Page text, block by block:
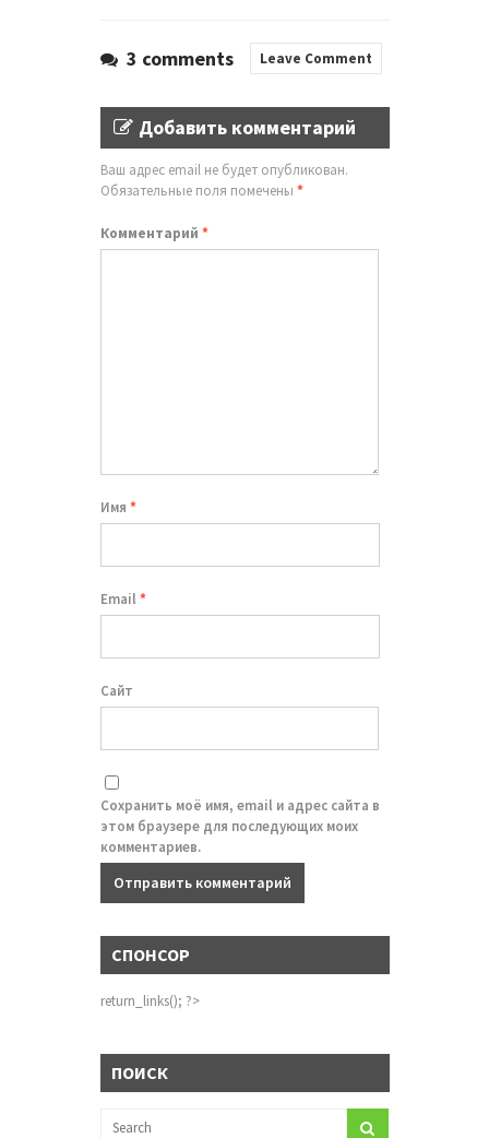
3 comments Leave Comment
Добавить комментарий
Ваш адрес email не будет опубликован.
Обязательные поля помечены *
Комментарий *
Имя *
Email*
Сайт
Сохранить моё имя, email и адрес сайта в
этом браузере для последующих моих
комментариев.
СПОНСОР
return_links(); ?>
ПОИСК